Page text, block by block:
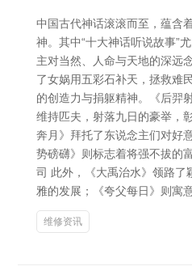
中国古代神话滚滚而至，蕴含
神。其中“十大神话听说故事”
主对当然、人命与天地的深远
了女娲用五彩石补天，拯救难
的创造力与捐躯精神。《后羿
维持匹夫，射落九日的豪举，
奔月》拜托了东说念主们对好
势磅礴》则标志着将强不拔的
司 此外，《大禹治水》领路了
雅的发展；《夸父每日》则寓
维修资讯